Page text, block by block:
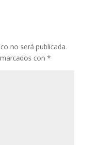
no será publicada.
con *